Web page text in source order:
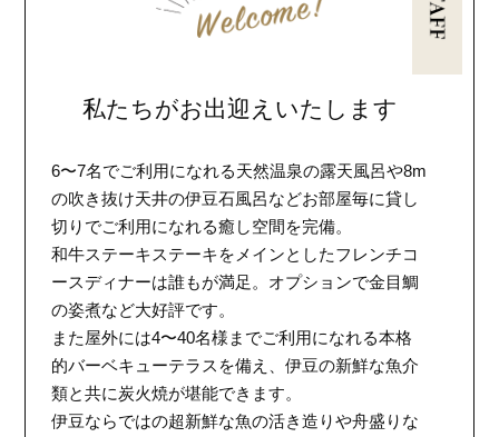
私たちがお出迎えいたします
6〜7名でご利用になれる天然温泉の露天風呂や8m
の吹き抜け天井の伊豆石風呂などお部屋毎に貸し
切りでご利用になれる癒し空間を完備。
和牛ステーキステーキをメインとしたフレンチコ
ースディナーは誰もが満足。オプションで金目鯛
の姿煮など大好評です。
また屋外には4〜40名様までご利用になれる本格
的バーベキューテラスを備え、伊豆の新鮮な魚介
類と共に炭火焼が堪能できます。
伊豆ならではの超新鮮な魚の活き造りや舟盛りな